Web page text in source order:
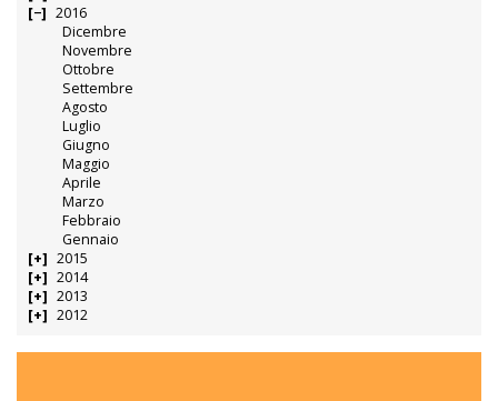
2016
Dicembre
Novembre
Ottobre
Settembre
Agosto
Luglio
Giugno
Maggio
Aprile
Marzo
Febbraio
Gennaio
2015
2014
2013
2012